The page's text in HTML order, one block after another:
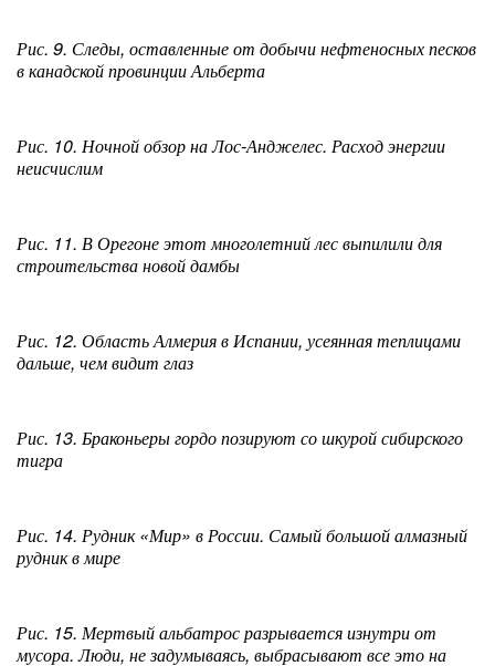
Рис. 9. Следы, оставленные от добычи нефтеносных песков
в канадской провинции Альберта
Рис. 10. Ночной обзор на Лос-Анджелес. Расход энергии
неисчислим
Рис. 11. В Орегоне этот многолетний лес выпилили для
строительства новой дамбы
Рис. 12. Область Алмерия в Испании, усеянная теплицами
дальше, чем видит глаз
Рис. 13. Браконьеры гордо позируют со шкурой сибирского
тигра
Рис. 14. Рудник «Мир» в России. Самый большой алмазный
рудник в мире
Рис. 15. Мертвый альбатрос разрывается изнутри от
мусора. Люди, не задумываясь, выбрасывают все это на